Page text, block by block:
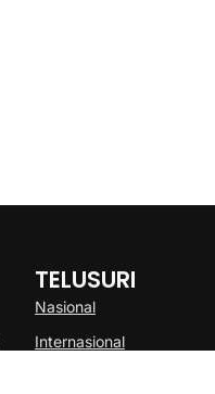
TELUSURI
Nasional
Internasional